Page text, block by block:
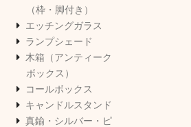
（枠・脚付き）
エッチングガラス
ランプシェード
木箱（アンティーク
ボックス）
コールボックス
キャンドルスタンド
真鍮・シルバー・ピ